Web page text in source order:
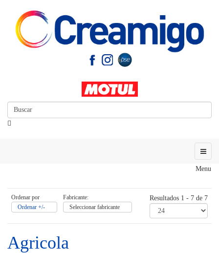
Menu
Ordenar por
Ordenar +/-
Fabricante:
Seleccionar fabricante
Resultados 1 - 7 de 7
Agricola